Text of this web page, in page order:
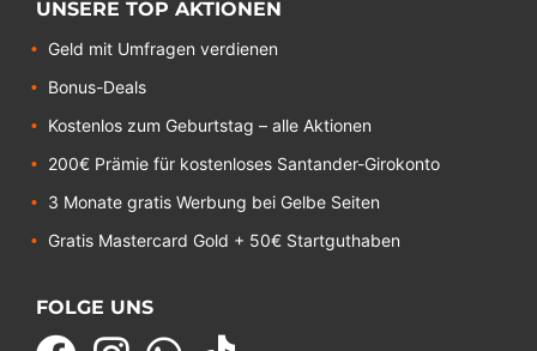
UNSERE TOP AKTIONEN
Geld mit Umfragen verdienen
Bonus-Deals
Kostenlos zum Geburtstag – alle Aktionen
200€ Prämie für kostenloses Santander-Girokonto
3 Monate gratis Werbung bei Gelbe Seiten
Gratis Mastercard Gold + 50€ Startguthaben
FOLGE UNS